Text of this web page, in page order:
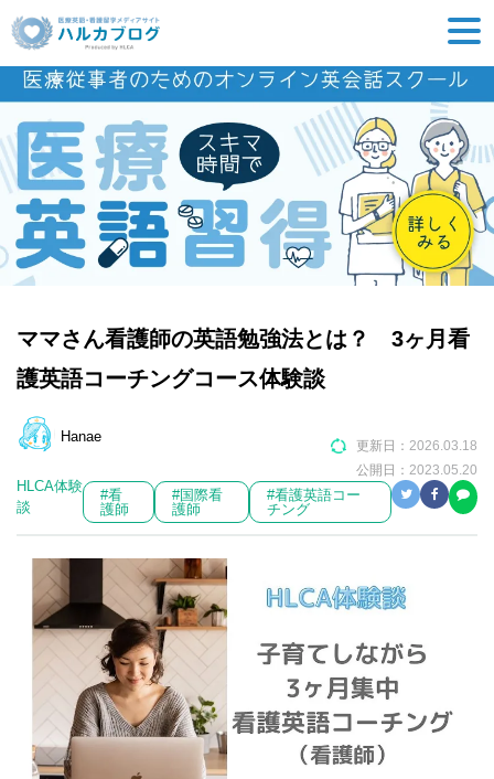
ママさん看護師の英語勉強法とは？ 3ヶ月看
護英語コーチングコース体験談
Hanae
更新日： 2026.03.18
公開日： 2023.05.20
HLCA体験
談
#看
護師
#国際看
護師
#看護英語コー
チング